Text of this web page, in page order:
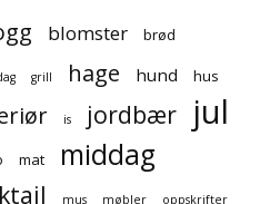
blomster brød
grill hage hund hus
is jordbær jul
mat middag
mus møbler oppskrifter